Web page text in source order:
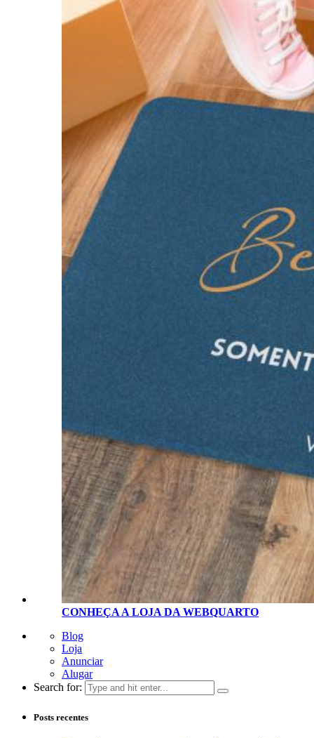
CONHEÇA A LOJA DA WEBQUARTO
Blog
Loja
Anunciar
Alugar
Search for:
Posts recentes